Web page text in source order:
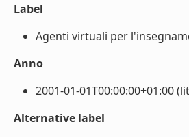
Label
Agenti virtuali per
Anno
2001-01-01T00:00:00+01:00
Alternative label